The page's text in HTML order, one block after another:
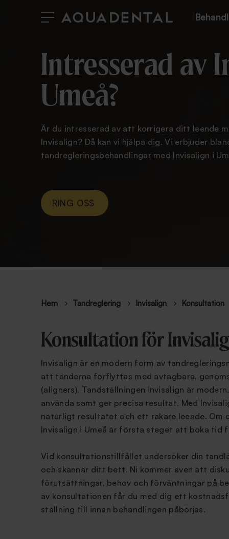
Intresserad av
Umeå?
Är du intresserad av att korrigera ditt leende
Invisalign? Då kan vi hjälpa dig. Vi erbjuder
tandregleringsbehandlingar med Invisalign i
RING OSS
Hem Tandreglering Invisalign Konsultation
Konsultation för
Invisalign är en modern form av
att tänderna förflyttas med avtagbara,
(aligners). Tandställningen Invisalign är
använda samt ger precisa resultat. Med
naturligt resultatet och ett rakare leende. Om
Invisalign i Umeå är första steget att boka tid
Vid konsultationstillfället undersöker din
och skannar ditt bett. Ni kommer även att
förutsättningar, behov och förväntningar på
av konsultationen får du med dig ett
ställning till innan behandlingen påbörjas.